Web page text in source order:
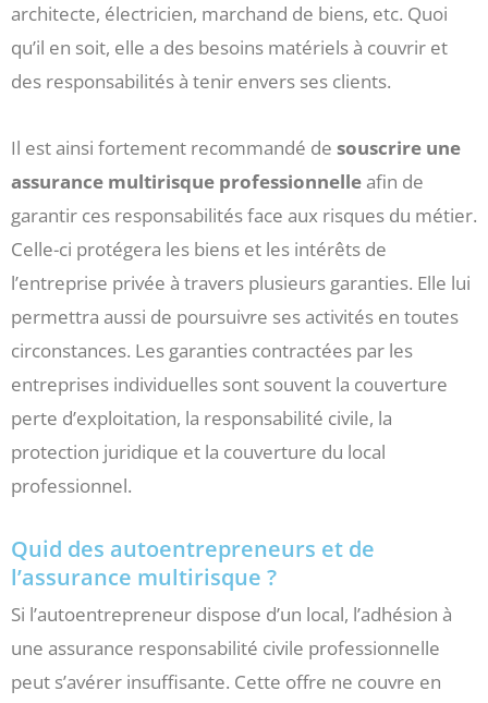
architecte, électricien, marchand de biens, etc. Quoi
qu’il en soit, elle a des besoins matériels à couvrir et
des responsabilités à tenir envers ses clients.
Il est ainsi fortement recommandé de souscrire une
assurance multirisque professionnelleafin de
garantir ces responsabilités face aux risques du métier.
Celle-ci protégera les biens et les intérêts de
l’entreprise privée à travers plusieurs garanties. Elle lui
permettra aussi de poursuivre ses activités en toutes
circonstances. Les garanties contractées par les
entreprises individuelles sont souvent la couverture
perte d’exploitation, la responsabilité civile, la
protection juridique et la couverture du local
professionnel.
Quid des autoentrepreneurs et de
l’assurance multirisque ?
Si l’autoentrepreneur dispose d’un local, l’adhésion à
une assurance responsabilité civile professionnelle
peut s’avérer insuffisante. Cette offre ne couvre en